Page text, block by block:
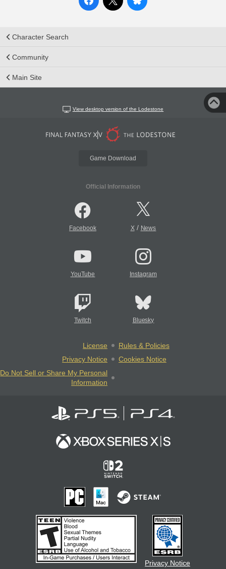
Character Search
Community
Main Site
View desktop version of the Lodestone
Game Download
Official Information
Facebook X/ News
YouTube Instagram
Twitch Bluesky
License
Rules & Policies
Privacy Notice
Cookies Notice
Do Not Sell or Share My Personal
Information
Privacy Notice